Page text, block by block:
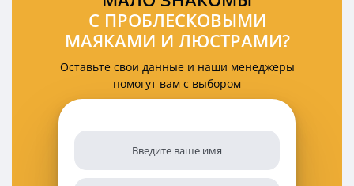
С ПРОБЛЕСКОВЫМИ
МАЯКАМИ И ЛЮСТРАМИ?
Оставьте свои данные и наши менеджеры
помогут вам с выбором